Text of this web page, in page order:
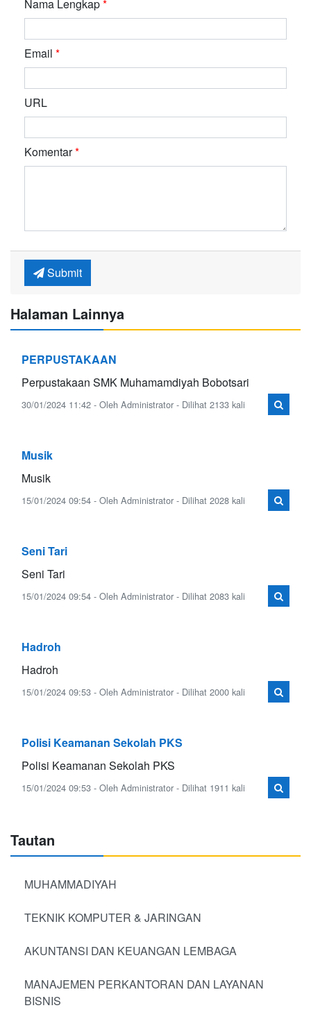
Nama Lengkap*
Email *
URL
Komentar*
Submit
Halaman Lainnya
PERPUSTAKAAN
Perpustakaan SMK Muhamamdiyah Bobotsari
30/01/2024 11:42 - Oleh Administrator - Dilihat 2133 kali
Musik
Musik
15/01/2024 09:54 - Oleh Administrator - Dilihat 2028 kali
Seni Tari
Seni Tari
15/01/2024 09:54 - Oleh Administrator - Dilihat 2083 kali
Hadroh
Hadroh
15/01/2024 09:53 - Oleh Administrator - Dilihat 2000 kali
Polisi Keamanan Sekolah PKS
Polisi Keamanan Sekolah PKS
15/01/2024 09:53 - Oleh Administrator - Dilihat 1911 kali
Tautan
MUHAMMADIYAH
TEKNIK KOMPUTER & JARINGAN
AKUNTANSI DAN KEUANGAN LEMBAGA
MANAJEMEN PERKANTORAN DAN LAYANAN
BISNIS